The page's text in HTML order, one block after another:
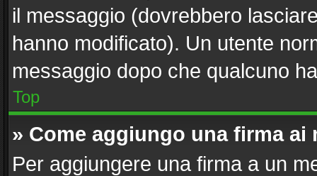
il messaggio (dovrebbero
hanno modificato). Un utente
messaggio dopo che qualcuno
Top
» Come aggiungo una firma ai
Per aggiungere una firma a un